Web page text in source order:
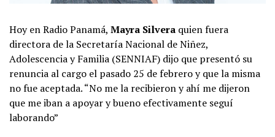
Hoy en Radio Panamá, Mayra Silvera quien fuera
directora de la Secretaría Nacional de Niñez,
Adolescencia y Familia (SENNIAF) dijo que presentó su
renuncia al cargo el pasado 25 de febrero y que la misma
no fue aceptada. “No me la recibieron y ahí me dijeron
que me iban a apoyar y bueno efectivamente seguí
laborando”